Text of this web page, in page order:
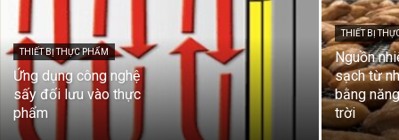
THIẾT BỊ THỰC PHẨM
Ứng dụng công nghệ
sấy đối lưu vào thực
phẩm
THIẾT BỊ
Nguồn
sạch từ
bằng
trời